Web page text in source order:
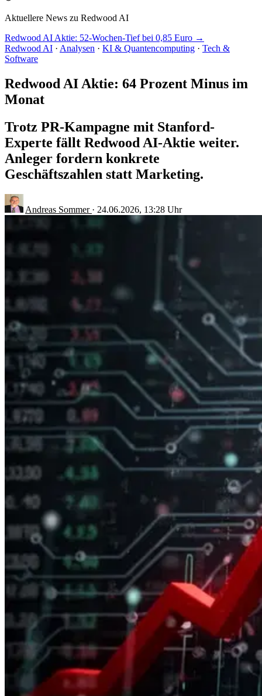
Aktuellere News zu Redwood AI
Redwood AI Aktie: 52-Wochen-Tief bei 0,85 Euro →
Redwood AI · Analysen · KI & Quantencomputing · Tech &
Software
Redwood AI Aktie: 64 Prozent Minus im
Monat
Trotz PR-Kampagne mit Stanford-
Experte fällt Redwood AI-Aktie weiter.
Anleger fordern konkrete
Geschäftszahlen statt Marketing.
Andreas Sommer · 24.06.2026, 13:28 Uhr